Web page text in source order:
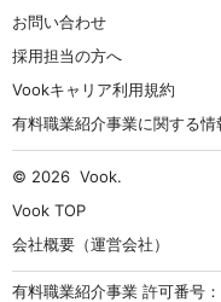
お問い合わせ
採用担当の方へ
Vookキャリア利用規約
有料職業紹介事業に関する情
© 2026 Vook.
Vook TOP
会社概要（運営会社）
有料職業紹介事業 許可番号